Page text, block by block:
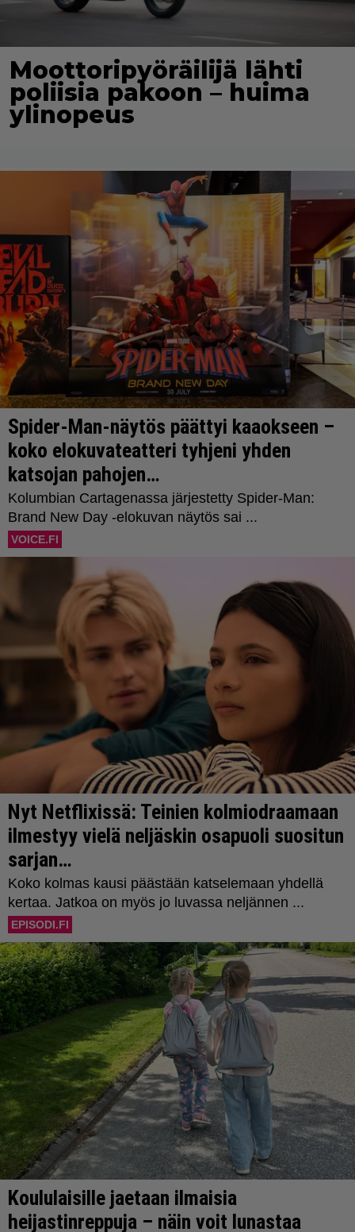
Moottoripyöräilijä lähti
poliisia pakoon – huima
ylinopeus